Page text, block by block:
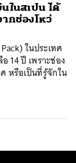
ในสเปน ได้
กช่องโหว่
ในประเทศ
14 ปี เพราะช่อง
หรือเป็นที่รู้จักใน